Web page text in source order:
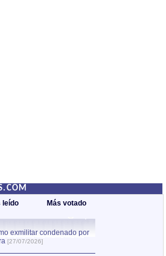
leído Más votado
exmilitar condenado por
[27/07/2026]